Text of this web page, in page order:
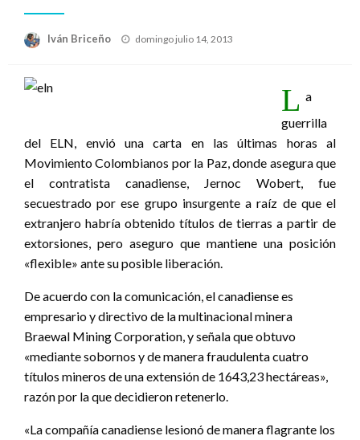
Iván Briceño
Publicado
domingo julio 14, 2013
L a
guerrilla
del ELN, envió una carta en las últimas horas al
Movimiento Colombianos por la Paz, donde asegura que
el contratista canadiense, Jernoc Wobert, fue
secuestrado por ese grupo insurgente a raíz de que el
extranjero habría obtenido títulos de tierras a partir de
extorsiones, pero aseguro que mantiene una posición
«flexible» ante su posible liberación.
De acuerdo con la comunicación, el canadiense es
empresario y directivo de la multinacional minera
Braewal Mining Corporation, y señala que obtuvo
«mediante sobornos y de manera fraudulenta cuatro
títulos mineros de una extensión de 1643,23 hectáreas»,
razón por la que decidieron retenerlo.
«La compañía canadiense lesionó de manera flagrante los